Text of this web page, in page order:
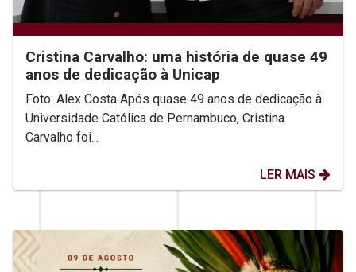
Cristina Carvalho: uma história de quase 49
anos de dedicação à Unicap
Foto: Alex Costa Após quase 49 anos de dedicação à
Universidade Católica de Pernambuco, Cristina
Carvalho foi...
LER MAIS